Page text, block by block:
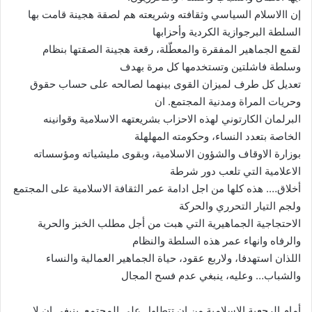
إن االاسلام السياسي وثقافته وشريعته هم لصقة هجينة قامت بها
السلطة البرجوازية الكردية وأحزابها
لقمع الجماهير المفقرة والمعطّلة، رقعة هجينة الصقتها بنظام
وسلطة فاشلتين وتستخدمها كل مرة بهدف
تعديل كل طرف لميزان القوى بينهما لصالحه على حساب حقوق
وحريات المراة ومدنية المجتمع. ان
البرلمان الكارتوني لهذه الاحزاب بشريعتهه الاسلامية وقوانينه
الخاصة بتعدد النساء، وحكومته المهلهلة
بوزارة الاوقاف والشؤون الاسلامية، وبقوى مليشياته ومؤسساته
الاعلامية التي تلعب دور شرطة
أخلاق…. هذه كلها من اجل ادامة عمر الثقافة الاسلامية على المجتمع
ولجم التيار التحرري والحركة
الاحتجاجية الجماهيرية التي هبت من أجل مطلب الخبز والحرية
والرفاه وانهاء عمر هذه السلطة والنظام
اللذان استهدفا، ولاربع عقود، حياة الجماهير العمالية والنساء
والشباب… وعليه، ينبغي عدم فسح المجال